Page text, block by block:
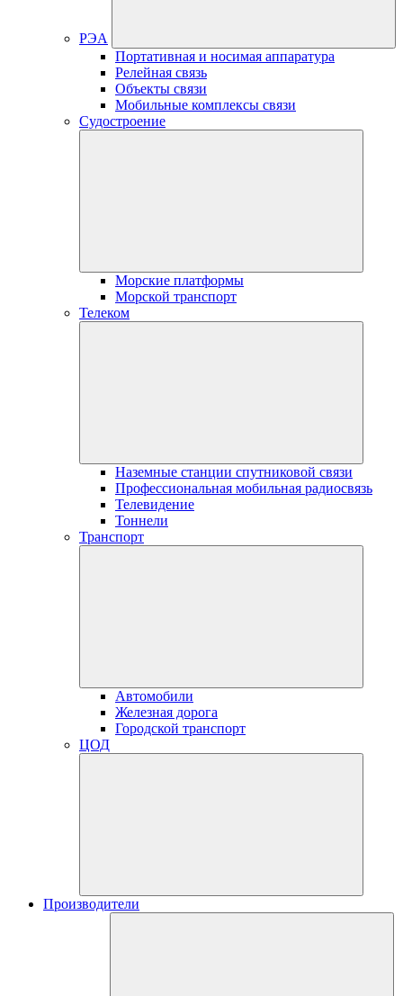
РЭА
Портативная и носимая аппаратура
Релейная связь
Объекты связи
Мобильные комплексы связи
Судостроение
Морские платформы
Морской транспорт
Телеком
Наземные станции спутниковой связи
Профессиональная мобильная радиосвязь
Телевидение
Тоннели
Транспорт
Автомобили
Железная дорога
Городской транспорт
ЦОД
Производители